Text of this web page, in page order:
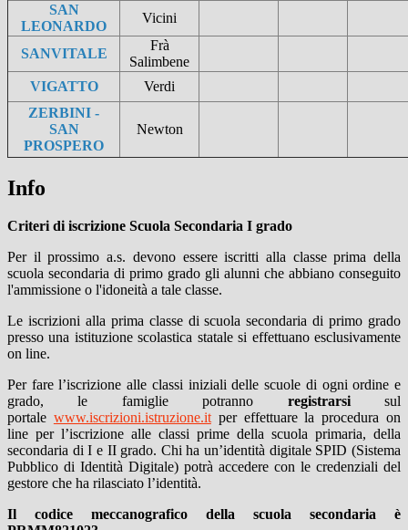
SAN
LEONARDO
Vicini
SANVITALE
Frà
Salimbene
VIGATTO
Verdi
ZERBINI -
SAN
PROSPERO
Newton
Info
Criteri di iscrizione Scuola Secondaria I grado
Per il prossimo a.s. devono essere iscritti alla classe prima della
scuola secondaria di primo grado gli alunni che abbiano conseguito
l'ammissione o l'idoneità a tale classe.
Le iscrizioni alla prima classe di scuola secondaria di primo grado
presso una istituzione scolastica statale si effettuano esclusivamente
on line.
Per fare l’iscrizione alle classi iniziali delle scuole di ogni ordine e
grado, le famiglie potranno registrarsisul
portale www.iscrizioni.istruzione.itper effettuare la procedura on
line per l’iscrizione alle classi prime della scuola primaria, della
secondaria di I e II grado. Chi ha un’identità digitale SPID (Sistema
Pubblico di Identità Digitale) potrà accedere con le credenziali del
gestore che ha rilasciato l’identità.
Il codice meccanografico della scuola secondaria è